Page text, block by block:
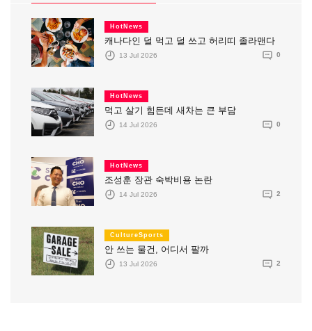
HotNews
캐나다인 덜 먹고 덜 쓰고 허리띠 졸라맨다
13 Jul 2026 0
HotNews
먹고 살기 힘든데 새차는 큰 부담
14 Jul 2026 0
HotNews
조성훈 장관 숙박비용 논란
14 Jul 2026 2
CultureSports
안 쓰는 물건, 어디서 팔까
13 Jul 2026 2